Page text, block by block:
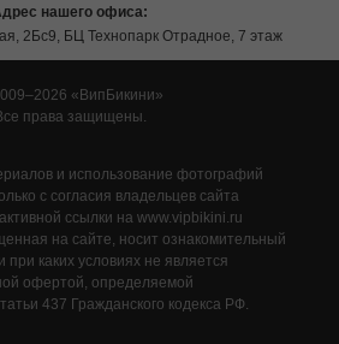
нашего офиса:
2Бс9, БЦ Технопарк Отрадное, 7 этаж
ВипБикини
права защищены.
и использование фотографий
с согласия владельцев сайта
ссылки на www.vipbikini.ru
на сайте, носит ознакомительный
при каких условиях не является
офертой, определяемой
437 Гражданского кодекса РФ.